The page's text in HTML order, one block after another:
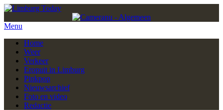
Menu
Home
Weer
Verkeer
Eropuit in Limburg
Pinkpop
Nieuwsarchief
Foto en video
Redactie